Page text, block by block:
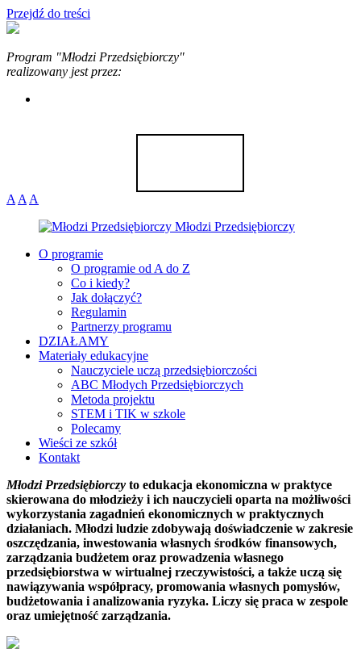
Przejdź do treści
Program "Młodzi Przedsiębiorczy"
realizowany jest przez:
A A A
O programie
O programie od A do Z
Co i kiedy?
Jak dołączyć?
Regulamin
Partnerzy programu
DZIAŁAMY
Materiały edukacyjne
Nauczyciele uczą przedsiębiorczości
ABC Młodych Przedsiębiorczych
Metoda projektu
STEM i TIK w szkole
Polecamy
Wieści ze szkół
Kontakt
Młodzi Przedsiębiorczy to edukacja ekonomiczna w praktyce
skierowana do młodzieży i ich nauczycieli oparta na możliwości
wykorzystania zagadnień ekonomicznych w praktycznych
działaniach. Młodzi ludzie zdobywają doświadczenie w zakresie
oszczędzania, inwestowania własnych środków finansowych,
zarządzania budżetem oraz prowadzenia własnego
przedsiębiorstwa w wirtualnej rzeczywistości, a także uczą się
nawiązywania współpracy, promowania własnych pomysłów,
budżetowania i analizowania ryzyka. Liczy się praca w zespole
oraz umiejętność zarządzania.